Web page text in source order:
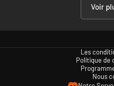
Gameplay riche et équilibré
Certains personnages du
Voir
Les
Politique de
Nous